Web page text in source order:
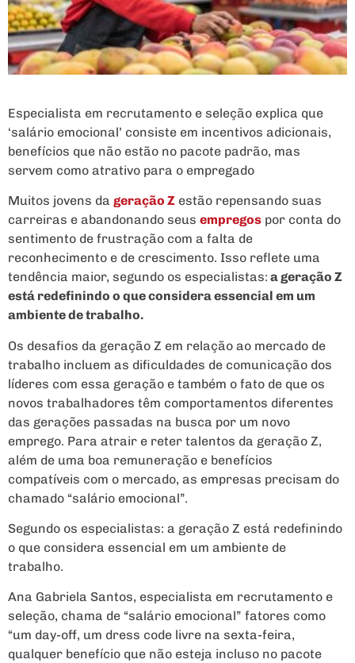
Especialista em recrutamento e seleção explica que
‘salário emocional’ consiste em incentivos adicionais,
benefícios que não estão no pacote padrão, mas
servem como atrativo para o empregado
Muitos jovens da geração Z estão repensando suas
carreiras e abandonando seus empregos por conta do
sentimento de frustração com a falta de
reconhecimento e de crescimento. Isso reflete uma
tendência maior, segundo os especialistas: a geração Z
está redefinindo o que considera essencial em um
ambiente de trabalho.
Os desafios da geração Z em relação ao mercado de
trabalho incluem as dificuldades de comunicação dos
líderes com essa geração e também o fato de que os
novos trabalhadores têm comportamentos diferentes
das gerações passadas na busca por um novo
emprego. Para atrair e reter talentos da geração Z,
além de uma boa remuneração e benefícios
compatíveis com o mercado, as empresas precisam do
chamado “salário emocional”.
Segundo os especialistas: a geração Z está redefinindo
o que considera essencial em um ambiente de
trabalho.
Ana Gabriela Santos, especialista em recrutamento e
seleção, chama de “salário emocional” fatores como
“um day-off, um dress code livre na sexta-feira,
qualquer benefício que não esteja incluso no pacote